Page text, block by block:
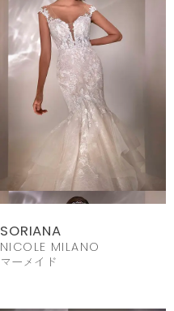
SORIANA
NICOLE MILANO
マーメイド